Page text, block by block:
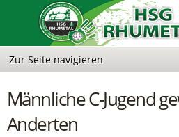
Männliche C-Jugend
Anderten